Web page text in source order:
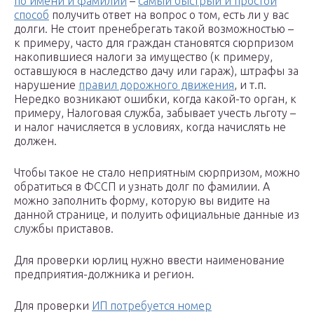
способ получить ответ на вопрос о том, есть ли у вас
долги. Не стоит пренебрегать такой возможностью –
к примеру, часто для граждан становятся сюрпризом
накопившиеся налоги за имущество (к примеру,
оставшуюся в наследство дачу или гараж), штрафы за
нарушение правил дорожного движения, и т.п.
Нередко возникают ошибки, когда какой-то орган, к
примеру, Налоговая служба, забывает учесть льготу –
и налог начисляется в условиях, когда начислять не
должен.
Чтобы такое не стало неприятным сюрпризом, можно
обратиться в ФССП и узнать долг по фамилии. А
можно заполнить форму, которую вы видите на
данной странице, и полуить официальные данные из
службы приставов.
Для проверки юрлиц нужно ввести наименование
предприятия-должника и регион.
Для проверки ИП потребуется номер